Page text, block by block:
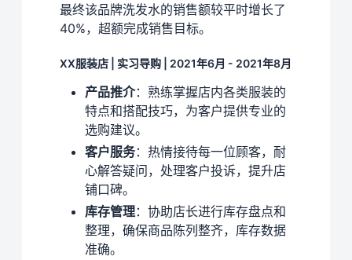
最终该品牌洗发水的销售额较平时增长了
40%，超额完成销售目标。
XX服装店 | 实习导购 | 2021年6月 - 2021年8月
产品推介：熟练掌握店内各类服装的
特点和搭配技巧，为客户提供专业的
选购建议。
客户服务：热情接待每一位顾客，耐
心解答疑问，处理客户投诉，提升店
铺口碑。
库存管理：协助店长进行库存盘点和
整理，确保商品陈列整齐，库存数据
准确。